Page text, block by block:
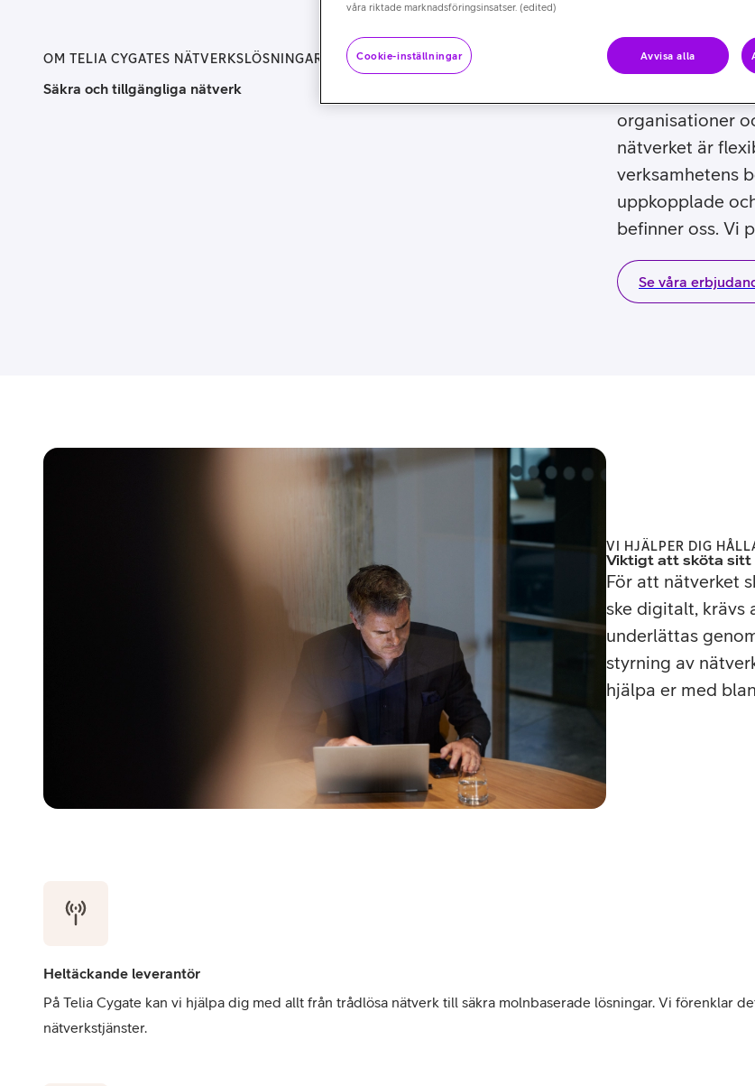
OM TELIA CYGATES NÄTVERKSLÖSNINGAR
Säkra och tillgängliga nätverk
Ett tillgängligt,
organisationer
nätverket är
verksamhetens
uppkopplade
befinner oss. Vi
Se våra
VI HJÄLPER DIG
Viktigt att sköta sitt
För att nätverket
ske digitalt, krävs
underlättas
styrning av
hjälpa er med
Heltäckande leverantör
På Telia Cygate kan vi hjälpa dig med allt från trådlösa nätverk till säkra molnbaserade lösningar. Vi förenklar
nätverkstjänster.
våra riktade marknadsföringsinsatser. (edited)
Cookie-inställningar Avvisa alla